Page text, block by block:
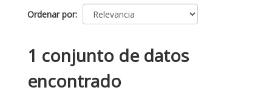
Ordenar por
1 conjunto de datos
encontrado